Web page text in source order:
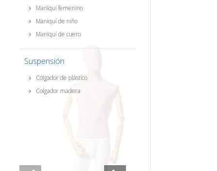
Maniquí femenino
Maniquí de niño
Maniquí de cuero
Suspensión
Colgador de plástico
Colgador madera